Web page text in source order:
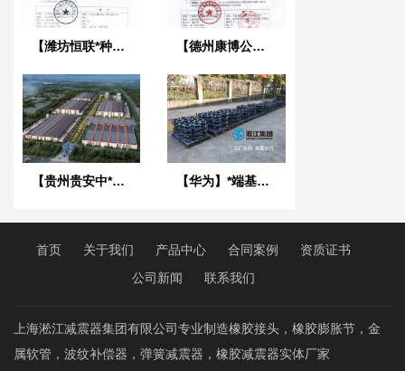
【潍坊恒联*种纸有限公司】弹簧减震器合同 【德州康博公馆楼盘能源站】淞江*DN350橡胶接头合同
【贵州贵安中*联通云数据中心】弹簧减震器合同 【华为】*端基地(东莞淞山湖项目)限位型橡胶接头发货
首页 关于我们 产品中心 合同案例
资质证书
公司新闻
联系我们
上海淞江减震器集团有限公司专业制造橡胶接头，橡胶膨胀节，金
属软管，波纹补偿器，弹簧减震器，橡胶减震器实体厂家